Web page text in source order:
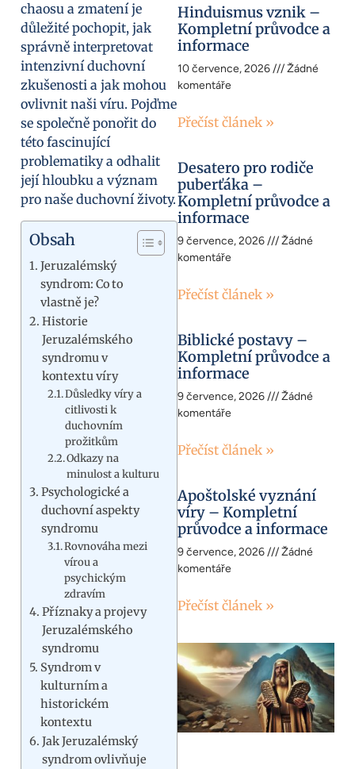
chaosu a zmatení je
důležité pochopit, jak
správně interpretovat
intenzivní duchovní
zkušenosti a jak mohou
ovlivnit naši víru. Pojďme
se společně ponořit do
této fascinující
problematiky a odhalit
její hloubku a význam
pro naše duchovní životy.
Obsah
Jeruzalémský
syndrom: Co to
vlastně je?
Historie
Jeruzalémského
syndromu v
kontextu víry
Důsledky víry a
citlivosti k
duchovním
prožitkům
Odkazy na
minulost a kulturu
Psychologické a
duchovní aspekty
syndromu
Rovnováha mezi
vírou a
psychickým
zdravím
Příznaky a projevy
Jeruzalémského
syndromu
Syndrom v
kulturním a
historickém
kontextu
Jak Jeruzalémský
syndrom ovlivňuje
Hinduismus vznik –
Kompletní průvodce a
informace
10 července, 2026
Žádné
komentáře
Přečíst článek »
Desatero pro rodiče
puberťáka –
Kompletní průvodce a
informace
9 července, 2026
Žádné
komentáře
Přečíst článek »
Biblické postavy –
Kompletní průvodce a
informace
9 července, 2026
Žádné
komentáře
Přečíst článek »
Apoštolské vyznání
víry – Kompletní
průvodce a informace
9 července, 2026
Žádné
komentáře
Přečíst článek »